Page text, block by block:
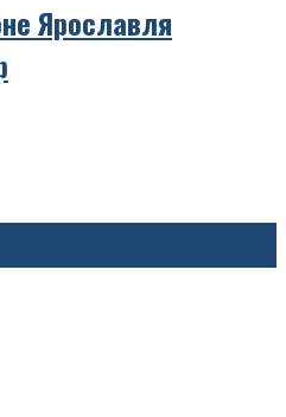
Ярославля